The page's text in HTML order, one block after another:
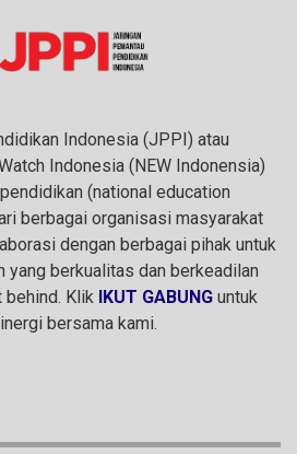
Indonesia (JPPI) atau
Indonesia (NEW Indonensia)
(national education
berbagai organisasi masyarakat
dengan berbagai pihak untuk
yang berkualitas dan berkeadilan
behind. Klik IKUT GABUNG untuk
bersama kami.